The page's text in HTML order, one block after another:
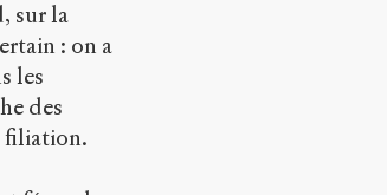
sur la
: on a
les
des
filiation.